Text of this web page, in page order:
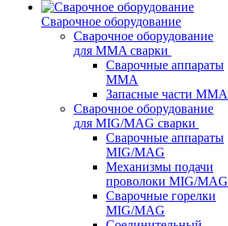
Сварочное оборудование
Сварочное оборудование
для MMA сварки
Сварочные аппараты
MMA
Запасные части MMA
Сварочное оборудование
для MIG/MAG сварки
Сварочные аппараты
MIG/MAG
Механизмы подачи
проволоки MIG/MAG
Сварочные горелки
MIG/MAG